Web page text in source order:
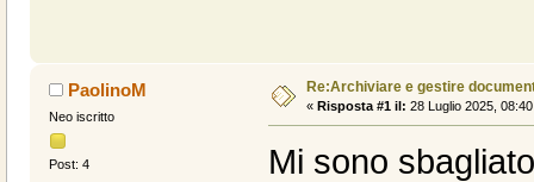
PaolinoM
Neo iscritto
Post: 4
Re:Archiviare e gestire
« Risposta #1 il: 28 Luglio 2025,
Mi sono